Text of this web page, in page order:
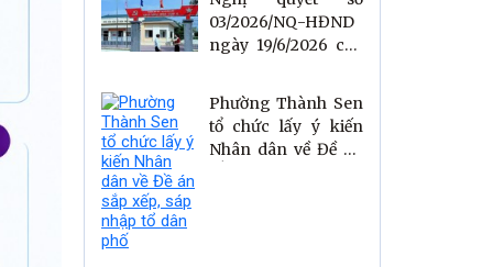
03/2026/NQ-HĐND
ngày 19/6/2026 của
Quy định mức phụ
cấp, việc kiêm
nhiệm và mức phụ
cấp kiêm nhiệm
Phường Thành Sen
tổ chức lấy ý kiến
Nhân dân về Đề án